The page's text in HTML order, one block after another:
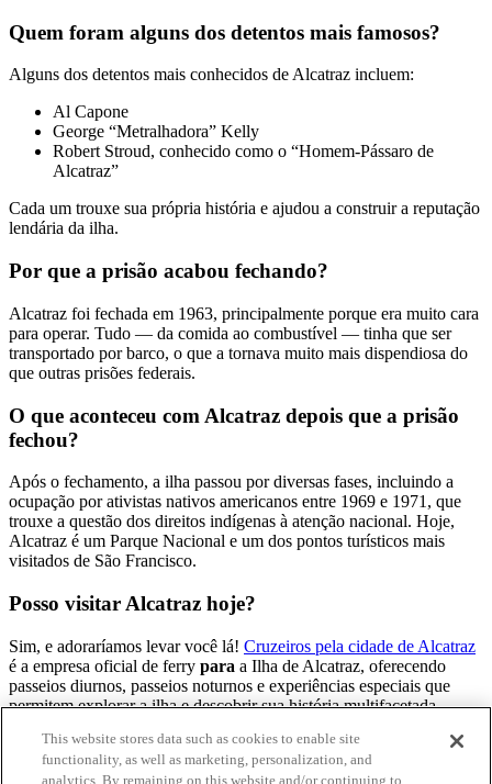
Quem foram alguns dos detentos mais famosos?
Alguns dos detentos mais conhecidos de Alcatraz incluem:
Al Capone
George “Metralhadora” Kelly
Robert Stroud, conhecido como o “Homem-Pássaro de
Alcatraz”
Cada um trouxe sua própria história e ajudou a construir a reputação
lendária da ilha.
Por que a prisão acabou fechando?
Alcatraz foi fechada em 1963, principalmente porque era muito cara
para operar. Tudo — da comida ao combustível — tinha que ser
transportado por barco, o que a tornava muito mais dispendiosa do
que outras prisões federais.
O que aconteceu com Alcatraz depois que a prisão
fechou?
Após o fechamento, a ilha passou por diversas fases, incluindo a
ocupação por ativistas nativos americanos entre 1969 e 1971, que
trouxe a questão dos direitos indígenas à atenção nacional. Hoje,
Alcatraz é um Parque Nacional e um dos pontos turísticos mais
visitados de São Francisco.
Posso visitar Alcatraz hoje?
Sim, e adoraríamos levar você lá! Cruzeiros pela cidade de Alcatraz
é a empresa oficial de ferry para a Ilha de Alcatraz, oferecendo
passeios diurnos, passeios noturnos e experiências especiais que
permitem explorar a ilha e descobrir sua história multifacetada.
Data da publicação original: 24 de junho de 2024
This website stores data such as cookies to enable site
functionality, as well as marketing, personalization, and
analytics. By remaining on this website and/or continuing to